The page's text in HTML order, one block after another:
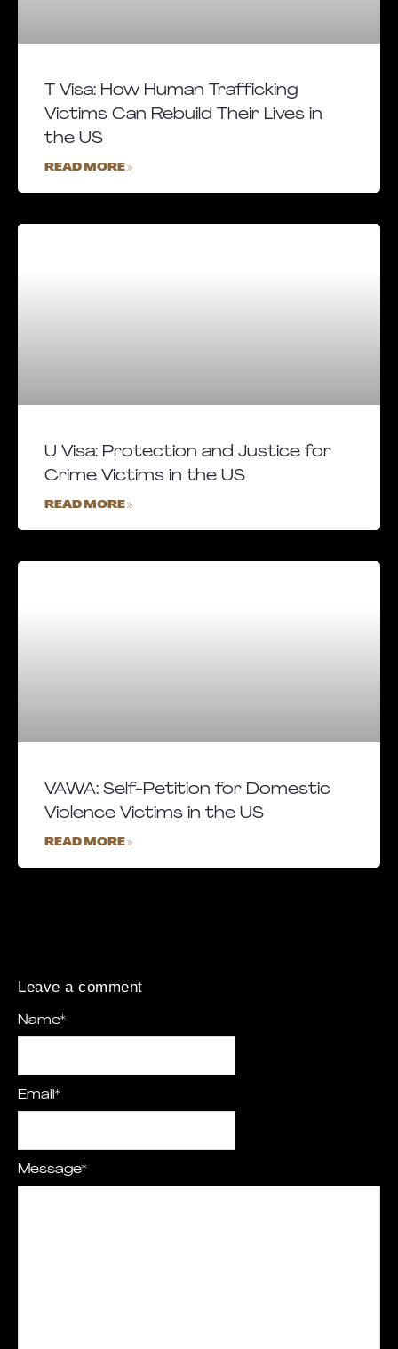
T Visa: How Human Trafficking
Victims Can Rebuild Their Lives in
the US
READ MORE »
U Visa: Protection and Justice for
Crime Victims in the US
READ MORE »
VAWA: Self-Petition for Domestic
Violence Victims in the US
READ MORE »
Leave a comment
Message*
Name*
Email*